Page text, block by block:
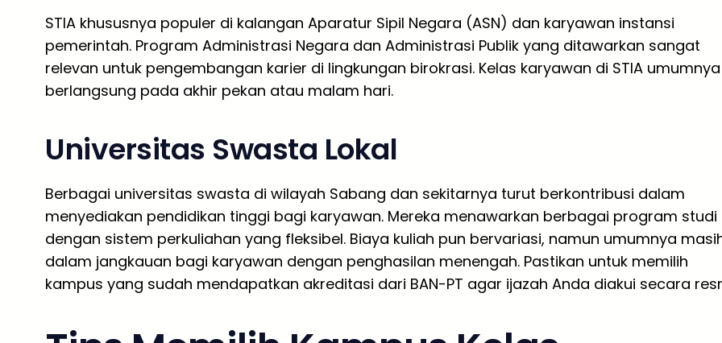
STIA khususnya populer di kalangan Aparatur Sipil Negara (ASN) dan karyawan instansi
pemerintah. Program Administrasi Negara dan Administrasi Publik yang ditawarkan sangat
relevan untuk pengembangan karier di lingkungan birokrasi. Kelas karyawan di STIA umumnya
berlangsung pada akhir pekan atau malam hari.
Universitas Swasta Lokal
Berbagai universitas swasta di wilayah Sabang dan sekitarnya turut berkontribusi dalam
menyediakan pendidikan tinggi bagi karyawan. Mereka menawarkan berbagai program studi
dengan sistem perkuliahan yang fleksibel. Biaya kuliah pun bervariasi, namun umumnya
dalam jangkauan bagi karyawan dengan penghasilan menengah. Pastikan untuk memilih
kampus yang sudah mendapatkan akreditasi dari BAN-PT agar ijazah Anda diakui secara